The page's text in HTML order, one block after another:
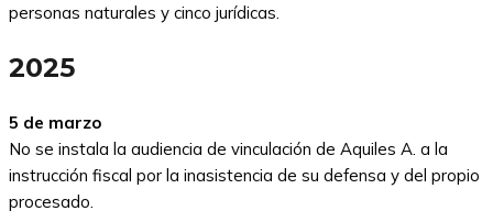
personas naturales y cinco jurídicas.
2025
5 de marzo
No se instala la audiencia de vinculación de Aquiles A. a la
instrucción fiscal por la inasistencia de su defensa y del propio
procesado.